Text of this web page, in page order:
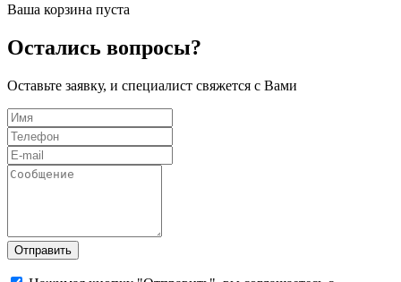
Ваша корзина пуста
Остались вопросы?
Оставьте заявку, и специалист свяжется с Вами
Отправить